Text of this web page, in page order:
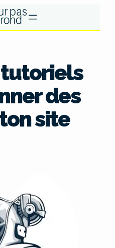
tutoriels
des
site